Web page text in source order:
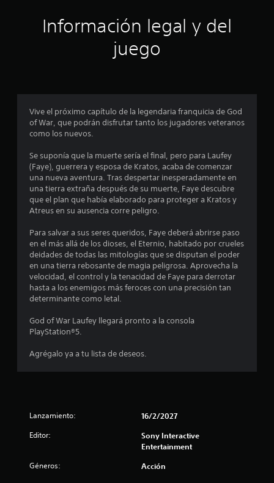
Información legal y del
juego
Vive el próximo capítulo de la legendaria franquicia de God
of War, que podrán disfrutar tanto los jugadores veteranos
como los nuevos.
Se suponía que la muerte sería el final, pero para Laufey
(Faye), guerrera y esposa de Kratos, acaba de comenzar
una nueva aventura. Tras despertar inesperadamente en
una tierra extraña después de su muerte, Faye descubre
que el plan que había elaborado para proteger a Kratos y
Atreus en su ausencia corre peligro.
Para salvar a sus seres queridos, Faye deberá abrirse paso
en el más allá de los dioses, el Eternio, habitado por crueles
deidades de todas las mitologías que se disputan el poder
en una tierra rebosante de magia peligrosa. Aprovecha la
velocidad, el control y la tenacidad de Faye para derrotar
hasta a los enemigos más feroces con una precisión tan
determinante como letal.
God of War Laufey llegará pronto a la consola
PlayStation®5.
Agrégalo ya a tu lista de deseos.
Lanzamiento: 16/2/2027
Editor:
Sony Interactive
Entertainment
Géneros: Acción